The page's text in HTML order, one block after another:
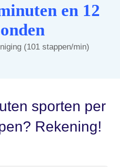
en 12
(101 stappen/min)
sporten per
Rekening!